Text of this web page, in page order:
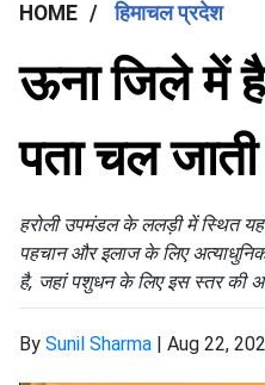
HOME हिमाचल प्रदेश
ऊना जिले में
पता चल
हरोली उपमंडल के ललड़ी में स्थित
पहचान और इलाज के लिए
है, जहां पशुधन के लिए इस स्तर की
By Sunil Sharma | Aug 22,